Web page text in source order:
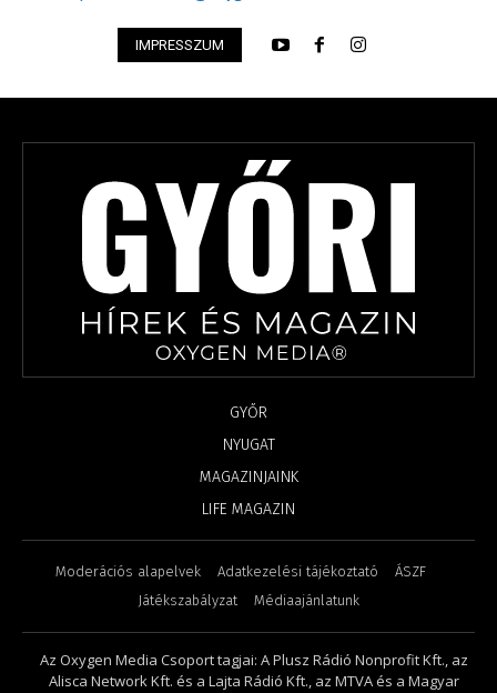
IMPRESSZUM
GYŐR
NYUGAT
MAGAZINJAINK
LIFE MAGAZIN
Moderációs alapelvek Adatkezelési tájékoztató
ÁSZF
Játékszabályzat
Médiaajánlatunk
Az Oxygen Media Csoport tagjai: A Plusz Rádió Nonprofit Kft., az
Alisca Network Kft. és a Lajta Rádió Kft., az MTVA és a Magyar